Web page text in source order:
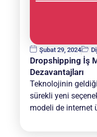
Şubat 29, 2024
Dropshipping İş
Dezavantajları
Teknolojinin
sürekli yeni
modeli de internet